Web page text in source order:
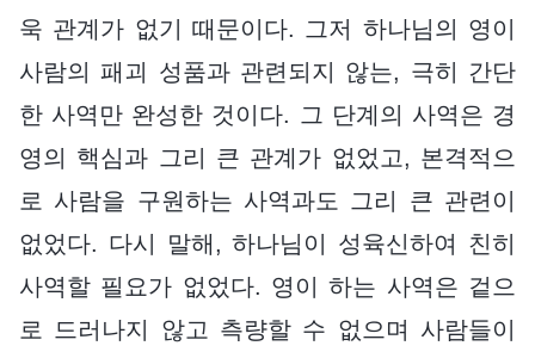
욱 관계가 없기 때문이다. 그저 하나님의 영이
사람의 패괴 성품과 관련되지 않는, 극히 간단
한 사역만 완성한 것이다. 그 단계의 사역은 경
영의 핵심과 그리 큰 관계가 없었고, 본격적으
로 사람을 구원하는 사역과도 그리 큰 관련이
없었다. 다시 말해, 하나님이 성육신하여 친히
사역할 필요가 없었다. 영이 하는 사역은 겉으
로 드러나지 않고 측량할 수 없으며 사람들이